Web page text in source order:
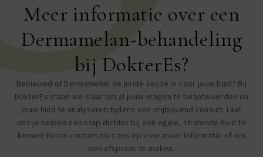
Meer informatie over een
Dermamelan-behandeling
bij DokterEs?
Benieuwd of Dermamelan de juiste keuze is voor jouw huid? Bij
DokterEs staan we klaar om al jouw vragen te beantwoorden en
jouw huid te analyseren tijdens een vrijblijvend consult. Laat
ons je helpen een stap dichter bij een egale, stralende huid te
komen! Neem contact met ons op voor meer informatie of om
een afspraak te maken.